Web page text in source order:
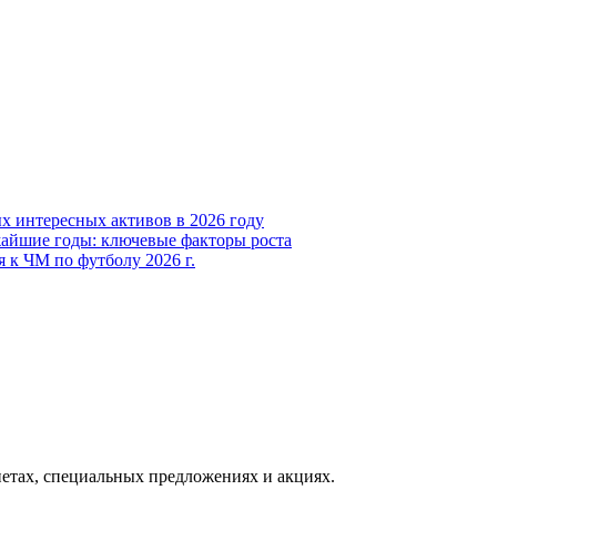
интересных активов в 2026 году
годы: ключевые факторы роста
к ЧМ по футболу 2026 г.
специальных предложениях и акциях.